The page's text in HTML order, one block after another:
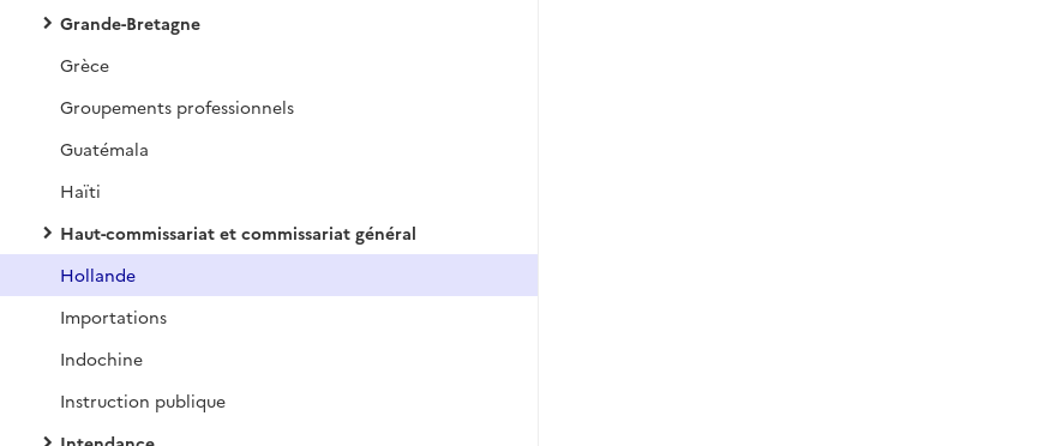
Grande-Bretagne
Grèce
Groupements professionnels
Guatémala
Haïti
Haut-commissariat et commissariat général
Hollande
Importations
Indochine
Instruction publique